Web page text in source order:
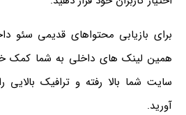
برای بازیابی محتواهای قدیمی سئو
همین لینک های داخلی به شما کمک
سایت شما بالا رفته و ترافیک
آورید.